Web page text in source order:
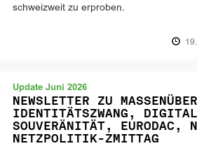
schweizweit zu erproben.
Update Juni 2026
NEWSLETTER ZU
IDENTITÄTSZWANG,
SOUVERÄNITÄT, EURODAC,
NETZPOLITIK-ZMITTAG